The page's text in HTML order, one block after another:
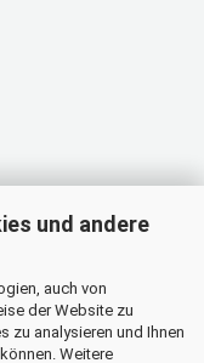
und andere
auch von
der Website zu
zu analysieren und Ihnen
Weitere